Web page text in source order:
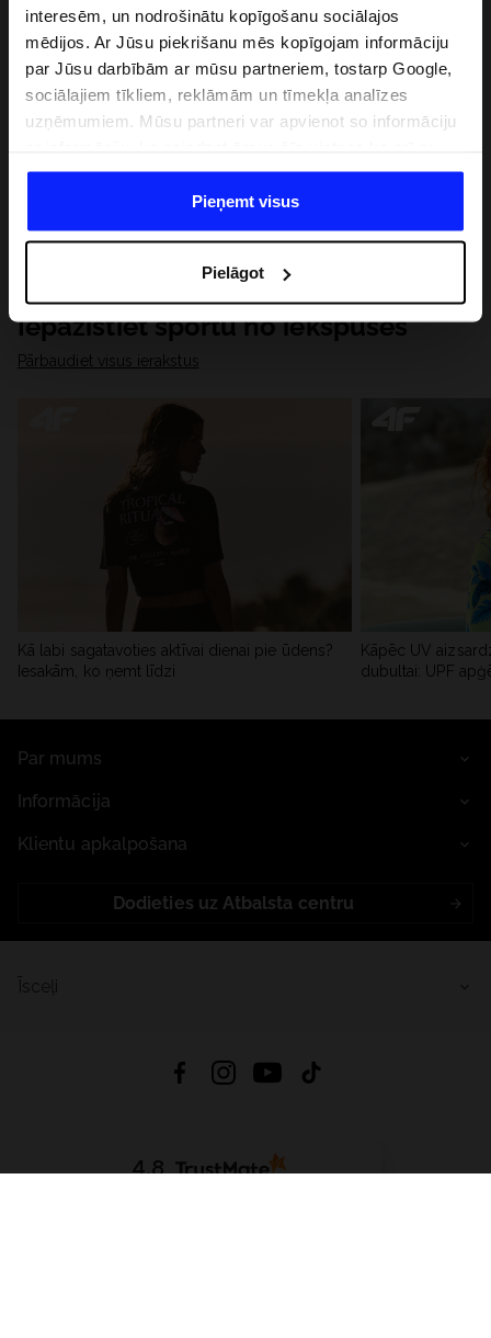
interesēm, un nodrošinātu kopīgošanu sociālajos
mēdijos. Ar Jūsu piekrišanu mēs kopīgojam informāciju
par Jūsu darbībām ar mūsu partneriem, tostarp Google,
sociālajiem tīkliem, reklāmām un tīmekļa analīzes
uzņēmumiem. Mūsu partneri var apvienot so informāciju
datiem, ko viņi iegūst, izmantojot viņu pakalpojumus. Ar
Jūsu atļauju, mēs varam pārsūtīt Jūsu personas datus
saviem partneriem, lai uzlabotu veidu, kadā tiek rādīta
saturu un uzlabotu mūsu partneru piedāvātos risinajumus
( piem. socialos tīklus). Detalizētu informāciju var atrast
mūsu Privātuma politikā un sadaļā "Detaļas".
Pieņemt visus
Pielāgot
Iepazīstiet sportu no iekšpuses
Pārbaudiet visus ierakstus
Kā labi sagatavoties aktīvai dienai pie ūdens?
Iesakām, ko ņemt līdzi
Kāpēc UV
dubultai: UPF
Par mums
Informācija
Klientu apkalpošana
Dodieties uz Atbalsta centru
4.8